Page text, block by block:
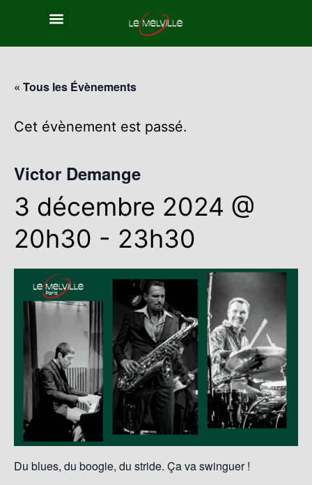
« Tous les Évènements
Cet évènement est passé.
Victor Demange
3 décembre 2024 @
20h30 - 23h30
Du blues, du boogie, du stride. Ça va swinguer !